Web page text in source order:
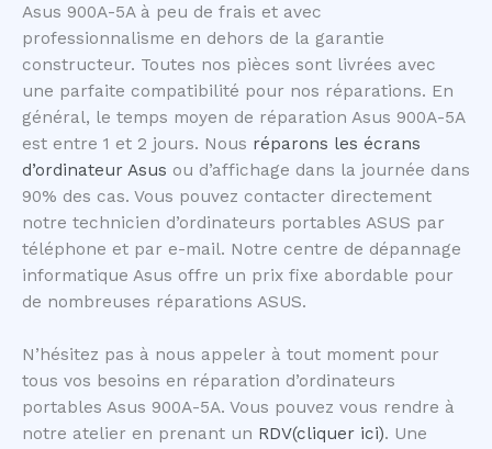
Asus 900A-5A à peu de frais et avec
professionnalisme en dehors de la garantie
constructeur. Toutes nos pièces sont livrées avec
une parfaite compatibilité pour nos réparations. En
général, le temps moyen de réparation Asus 900A-5A
est entre 1 et 2 jours. Nous réparons les écrans
d’ordinateur Asus ou d’affichage dans la journée dans
90% des cas. Vous pouvez contacter directement
notre technicien d’ordinateurs portables ASUS par
téléphone et par e-mail. Notre centre de dépannage
informatique Asus offre un prix fixe abordable pour
de nombreuses réparations ASUS.
N’hésitez pas à nous appeler à tout moment pour
tous vos besoins en réparation d’ordinateurs
portables Asus 900A-5A. Vous pouvez vous rendre à
notre atelier en prenant un RDV(cliquer ici). Une